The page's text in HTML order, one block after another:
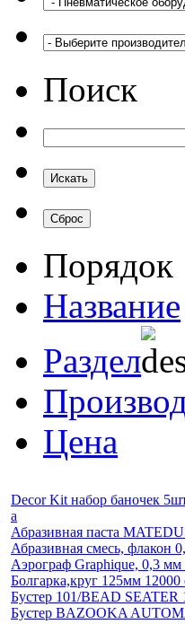
Поиск
Порядок
Название
Раздел
Цена
Decor Kit набор баночек
а
Абразивная паста
Абразивная смесь, флакон
Аэрограф Graphique, 0,3 мм
Болгарка,круг 125мм
Бустер 101/BEAD SEATER
Бустер BAZOOKA